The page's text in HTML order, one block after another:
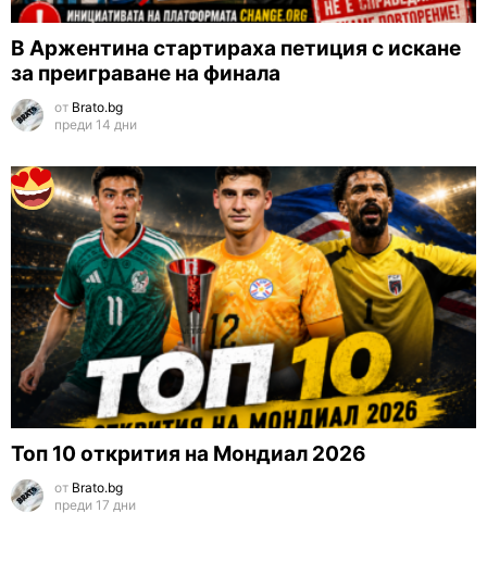
В Аржентина стартираха петиция с искане
за преиграване на финала
от Brato.bg
преди 14 дни
Топ 10 открития на Мондиал 2026
от Brato.bg
преди 17 дни